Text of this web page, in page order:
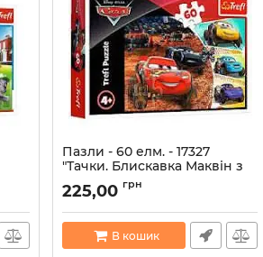
Пазли - 60 елм. - 17327
"Тачки. Блискавка Маквін з
друзями", Trefl
Артикул: 5900511173277
225,00 грн
В кошик